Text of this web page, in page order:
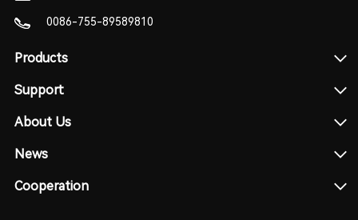
0086-755-89589810
Products
Support
About Us
News
Cooperation